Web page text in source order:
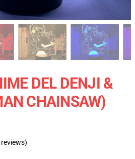
DEL DENJI &
CHAINSAW)